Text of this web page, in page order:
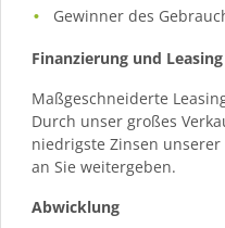
Gewinner des
Finanzierung und Leasing
Maßgeschneiderte
Durch unser großes
niedrigste Zinsen
an Sie weitergeben.
Abwicklung